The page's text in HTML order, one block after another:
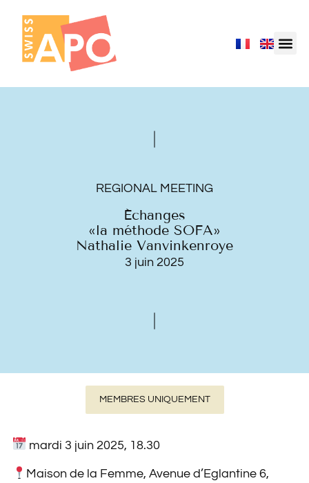
REGIONAL MEETING
Échanges
«la méthode SOFA»
Nathalie Vanvinkenroye
3 juin 2025
MEMBRES UNIQUEMENT
mardi 3 juin 2025, 18.30
Maison de la Femme, Avenue d’Eglantine 6,